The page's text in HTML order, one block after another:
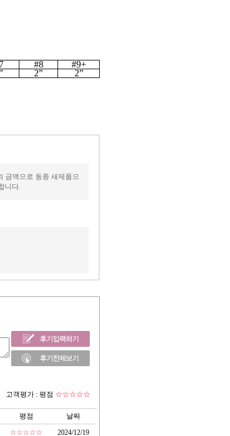
#8
#9+
2” 2”
금액으로 동종 새제품으
니다.
고객평가 : 평점 ☆☆☆☆☆
평점
날짜
☆☆☆☆☆ 2024/12/19